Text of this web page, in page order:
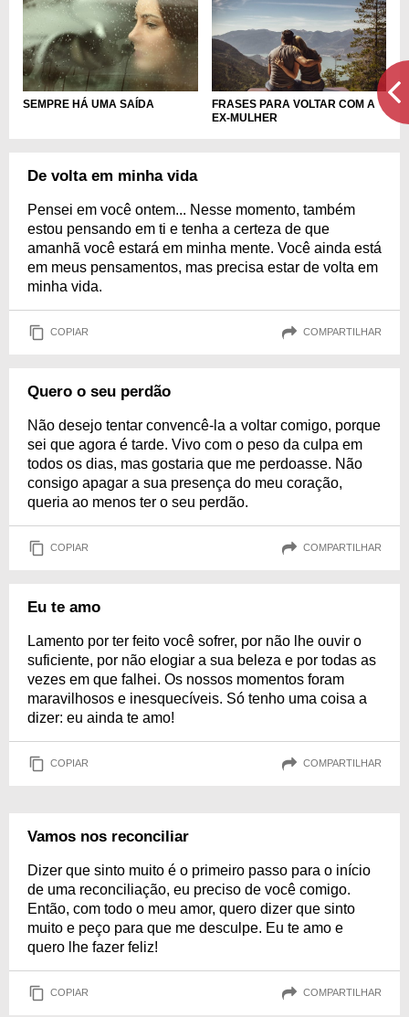
SEMPRE HÁ UMA SAÍDA
FRASES PARA VOLTAR COM A
EX-MULHER
De volta em minha vida
Pensei em você ontem... Nesse momento, também
estou pensando em ti e tenha a certeza de que
amanhã você estará em minha mente. Você ainda está
em meus pensamentos, mas precisa estar de volta em
minha vida.
COPIAR COMPARTILHAR
Quero o seu perdão
Não desejo tentar convencê-la a voltar comigo, porque
sei que agora é tarde. Vivo com o peso da culpa em
todos os dias, mas gostaria que me perdoasse. Não
consigo apagar a sua presença do meu coração,
queria ao menos ter o seu perdão.
COPIAR COMPARTILHAR
Eu te amo
Lamento por ter feito você sofrer, por não lhe ouvir o
suficiente, por não elogiar a sua beleza e por todas as
vezes em que falhei. Os nossos momentos foram
maravilhosos e inesquecíveis. Só tenho uma coisa a
dizer: eu ainda te amo!
COPIAR COMPARTILHAR
Vamos nos reconciliar
Dizer que sinto muito é o primeiro passo para o início
de uma reconciliação, eu preciso de você comigo.
Então, com todo o meu amor, quero dizer que sinto
muito e peço para que me desculpe. Eu te amo e
quero lhe fazer feliz!
COPIAR COMPARTILHAR